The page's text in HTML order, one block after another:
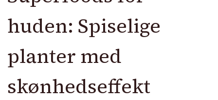
huden: Spiselige
planter med
skønhedseffekt